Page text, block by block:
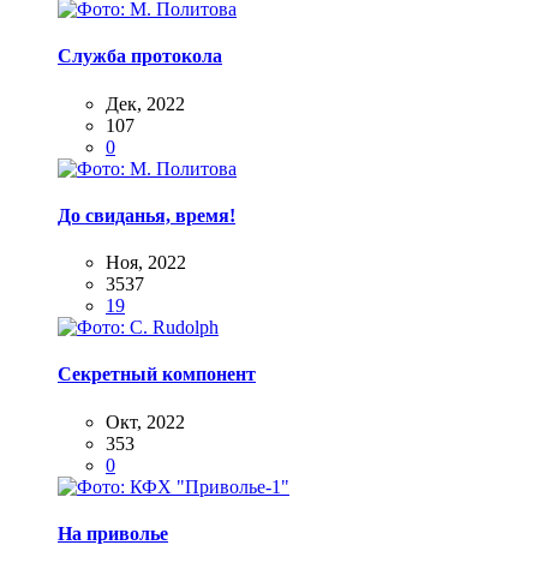
Служба протокола
Дек, 2022
107
0
До свиданья, время!
Ноя, 2022
3537
19
Секретный компонент
Окт, 2022
353
0
На приволье